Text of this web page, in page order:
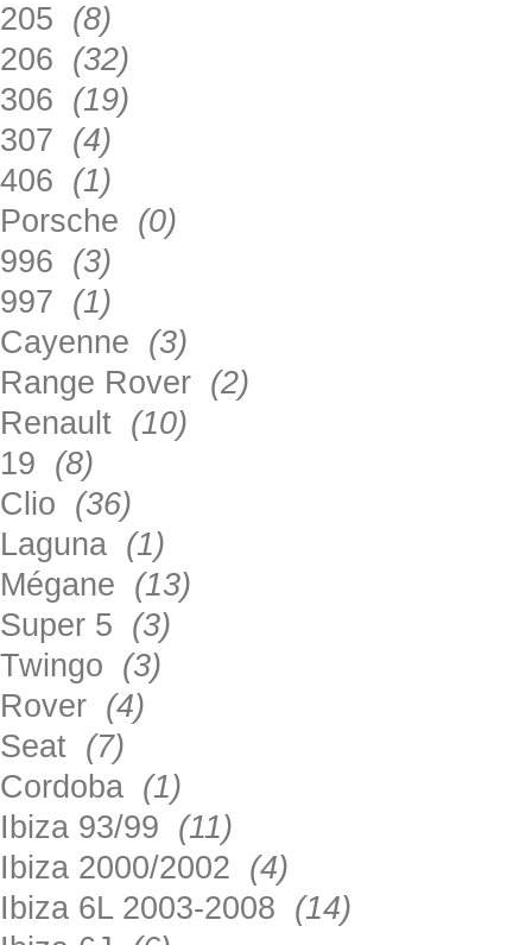
205 (8)
206 (32)
306 (19)
307 (4)
406 (1)
Porsche (0)
996 (3)
997 (1)
Cayenne (3)
Range Rover (2)
Renault (10)
19 (8)
Clio (36)
Laguna (1)
Mégane (13)
Super 5 (3)
Twingo (3)
Rover (4)
Seat (7)
Cordoba (1)
Ibiza 93/99 (11)
Ibiza 2000/2002 (4)
Ibiza 6L 2003-2008 (14)